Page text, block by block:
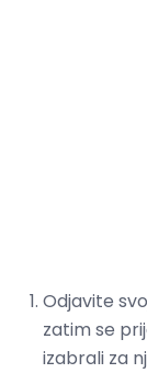
Odjavite
zatim se
izabrali za